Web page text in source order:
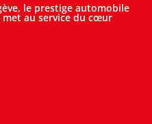
le prestige automobile
met au service du cœur